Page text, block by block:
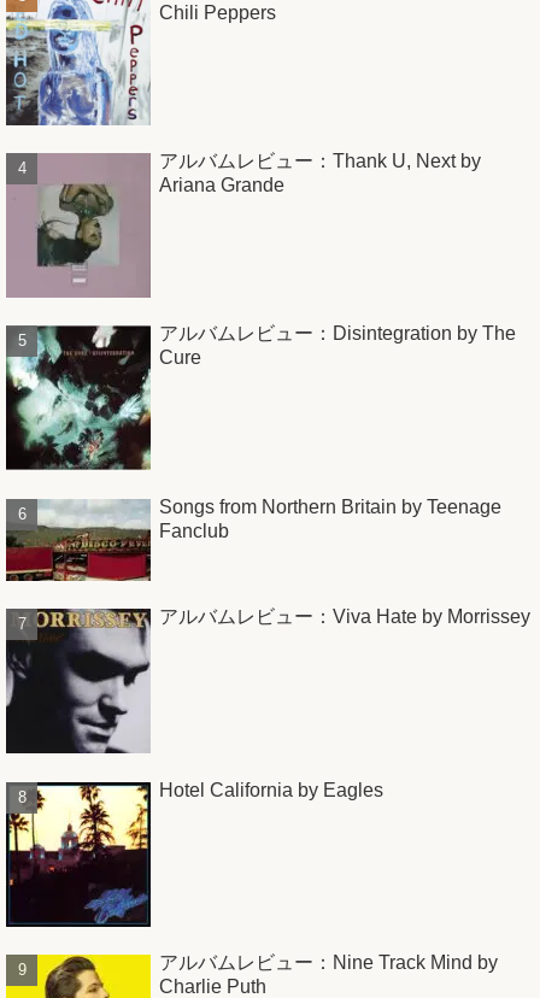
Chili Peppers
アルバムレビュー：Thank U, Next by
Ariana Grande
アルバムレビュー：Disintegration by The
Cure
Songs from Northern Britain by Teenage
Fanclub
アルバムレビュー：Viva Hate by Morrissey
Hotel California by Eagles
アルバムレビュー：Nine Track Mind by
Charlie Puth